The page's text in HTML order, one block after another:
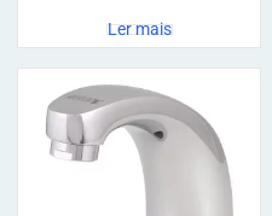
Ler mais